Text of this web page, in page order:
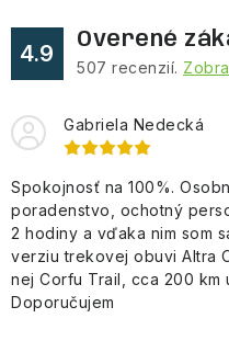
4.9
Overené
507 recenzií.
Gabriela Nedecká
Spokojnosť na 100%.
poradenstvo, ochotný
2 hodiny a vďaka nim som
verziu trekovej obuvi Altra
nej Corfu Trail, cca 200 km
Doporučujem